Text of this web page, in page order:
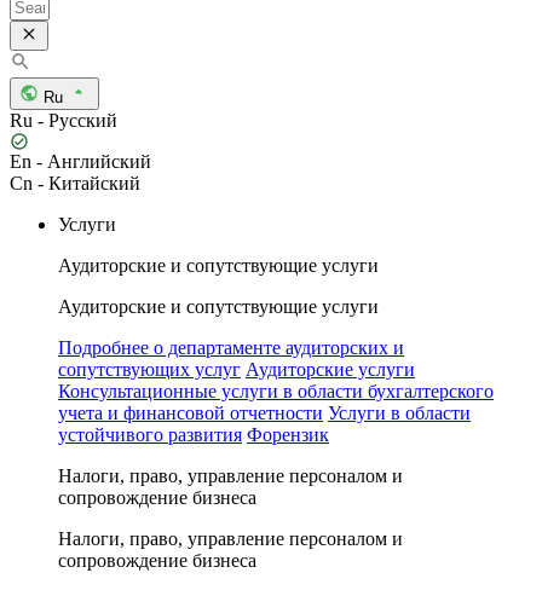
Ru
Ru - Русский
En - Английский
Cn - Китайский
Услуги
Аудиторские и сопутствующие услуги
Аудиторские и сопутствующие услуги
Подробнее о департаменте аудиторских и
сопутствующих услуг Аудиторские услуги
Консультационные услуги в области бухгалтерского
учета и финансовой отчетности Услуги в области
устойчивого развития Форензик
Налоги, право, управление персоналом и
сопровождение бизнеса
Налоги, право, управление персоналом и
сопровождение бизнеса